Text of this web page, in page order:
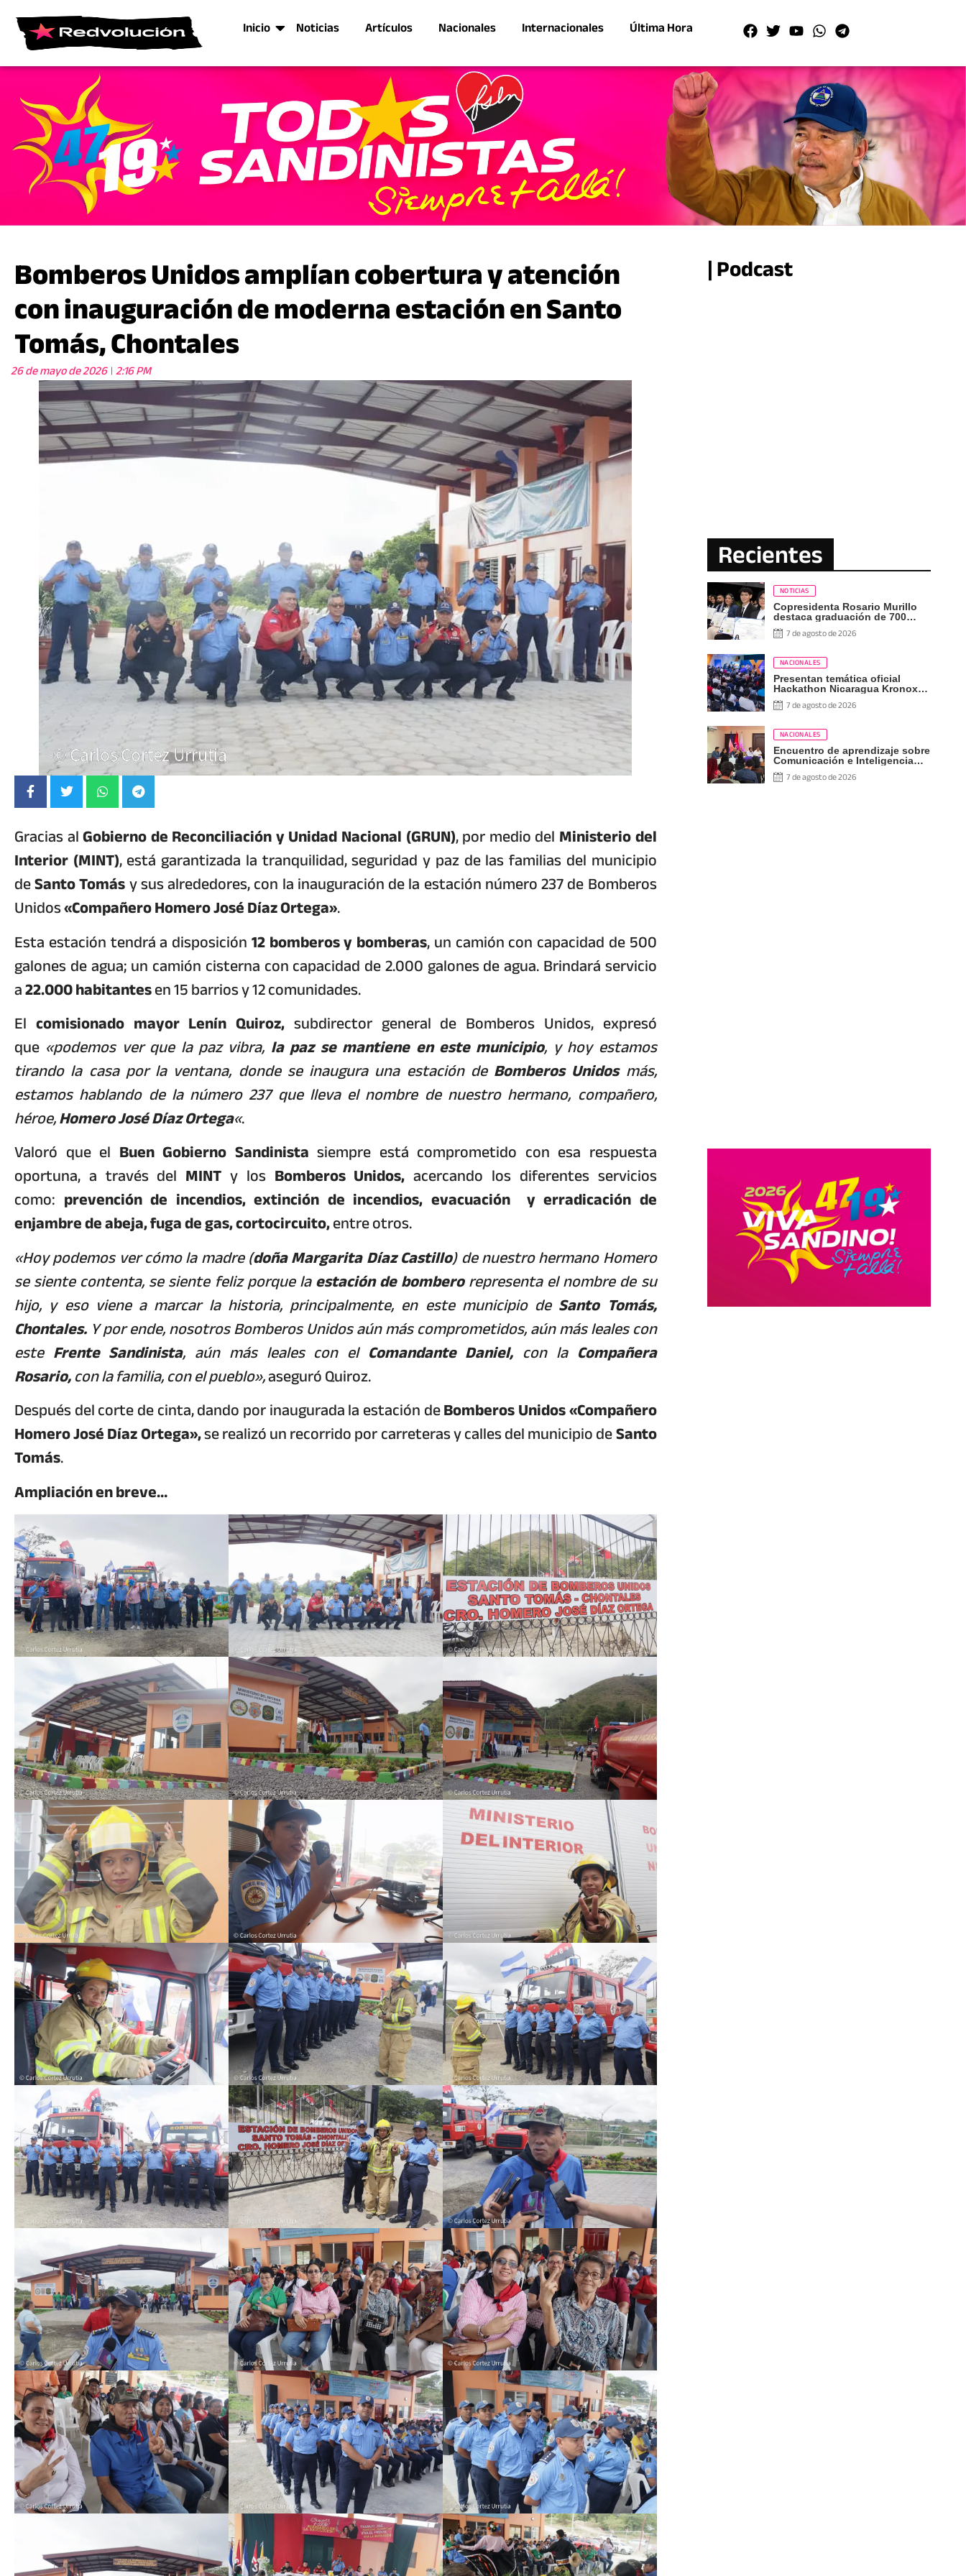
Inicio Noticias Artículos Nacionales Internacionales Última Hora
Bomberos Unidos amplían cobertura y atención
con inauguración de moderna estación en Santo
Tomás, Chontales
26 de mayo de 2026 2:16 PM
Gracias alGobierno de Reconciliación y Unidad Nacional (GRUN), por medio delMinisterio del
Interior (MINT), está garantizada la tranquilidad, seguridad y paz de las familias del municipio
deSanto Tomásy sus alrededores, con la inauguración de la estación número 237 de Bomberos
Unidos«Compañero Homero José Díaz Ortega».
Esta estación tendrá a disposición12 bomberos y bomberas, un camión con capacidad de 500
galones de agua; un camión cisterna con capacidad de 2.000 galones de agua. Brindará servicio
a22.000 habitantesen 15 barrios y 12 comunidades.
El comisionado mayor Lenín Quiroz, subdirector general de Bomberos Unidos, expresó
que «podemos ver que la paz vibra, la paz se mantiene en este municipio, y hoy estamos
tirando la casa por la ventana, donde se inaugura una estación de Bomberos Unidos más,
estamos hablando de la número 237 que lleva el nombre de nuestro hermano, compañero,
héroe,Homero José Díaz Ortega«.
Valoró que el Buen Gobierno Sandinista siempre está comprometido con esa respuesta
oportuna, a través del MINT y losBomberos Unidos, acercando los diferentes servicios
como: prevención de incendios, extinción de incendios, evacuación y erradicación de
enjambre de abeja, fuga de gas, cortocircuito,entre otros.
«Hoy podemos ver cómo la madre (doña Margarita Díaz Castillo) de nuestro hermano Homero
se siente contenta, se siente feliz porque laestación de bomberorepresenta el nombre de su
hijo, y eso viene a marcar la historia, principalmente, en este municipio de Santo Tomás,
Chontales. Y por ende, nosotros Bomberos Unidos aún más comprometidos, aún más leales con
este Frente Sandinista, aún más leales con el Comandante Daniel, con laCompañera
Rosario,con la familia, con el pueblo»,aseguró Quiroz.
Después del corte de cinta, dando por inaugurada la estación deBomberos Unidos «Compañero
Homero José Díaz Ortega»,se realizó un recorrido por carreteras y calles del municipio deSanto
Tomás.
Ampliación en breve…
| Podcast
Recientes
NOTICIAS
Copresidenta Rosario Murillo
destaca graduación de 700
nuevos profesionales Pueblo
Presidente
7 de agosto de 2026
NACIONALES
Presentan temática oficial
Hackathon Nicaragua Kronox
2026, 10 años ¡Siempre Más
Allá!7 de agosto de 2026
NACIONALES
Encuentro de aprendizaje sobre
Comunicación e Inteligencia
Artificial
7 de agosto de 2026